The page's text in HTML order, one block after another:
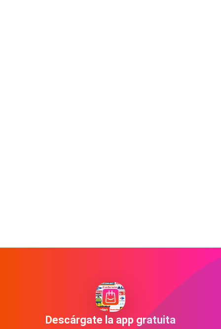
Descárgate la app gratuita